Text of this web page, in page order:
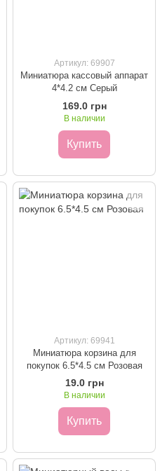
Артикул: 69907
Миниатюра кассовый аппарат
4*4.2 см Серый
169.0 грн
В наличии
Купить
Артикул: 69941
Миниатюра корзина для
покупок 6.5*4.5 см Розовая
19.0 грн
В наличии
Купить